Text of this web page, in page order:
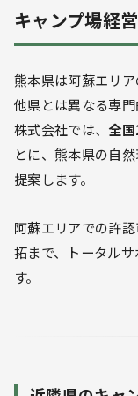
キャンプ場経
熊本県は阿蘇エリア
他県とは異なる専
株式会社では、 全
とに、熊本県の自
提案します。
阿蘇エリアでの許
拓まで、トータル
す。